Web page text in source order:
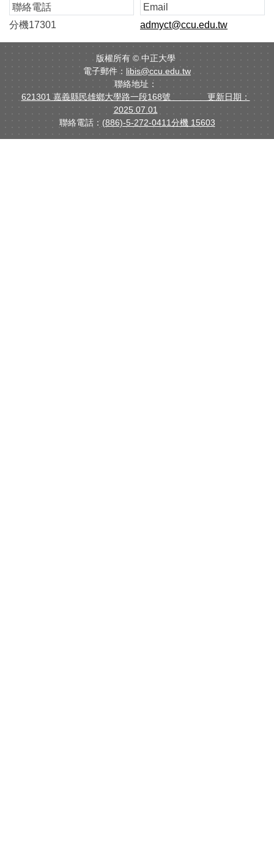
聯絡電話
分機17301
Email
admyct@ccu.edu.tw
版權所有 © 中正大學
電子郵件： libis@ccu.edu.tw
聯絡地址：
621301 嘉義縣民雄鄉大學路一段168號 更新日期：
2025.07.01
聯絡電話： (886)-5-272-0411分機 15603